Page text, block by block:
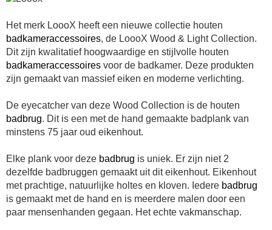
Het merk LoooX heeft een nieuwe collectie houten
badkameraccessoires, de LoooX Wood & Light Collection.
Dit zijn kwalitatief hoogwaardige en stijlvolle houten
badkameraccessoires voor de badkamer. Deze produkten
zijn gemaakt van massief eiken en moderne verlichting.
De eyecatcher van deze Wood Collection is de houten
badbrug. Dit is een met de hand gemaakte badplank van
minstens 75 jaar oud eikenhout.
Elke plank voor deze badbrug is uniek. Er zijn niet 2
dezelfde badbruggen gemaakt uit dit eikenhout. Eikenhout
met prachtige, natuurlijke holtes en kloven. Iedere badbrug
is gemaakt met de hand en is meerdere malen door een
paar mensenhanden gegaan. Het echte vakmanschap.